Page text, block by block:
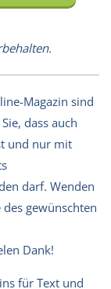
Magazin sind
dass auch
und nur mit
darf. Wenden
gewünschten
Dank!
für Text und